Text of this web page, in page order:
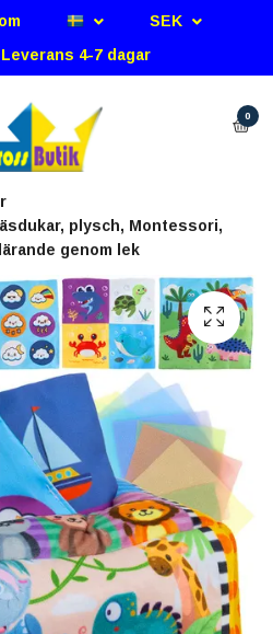
SEK
4-7 dagar
0
plysch, Montessori,
genom lek